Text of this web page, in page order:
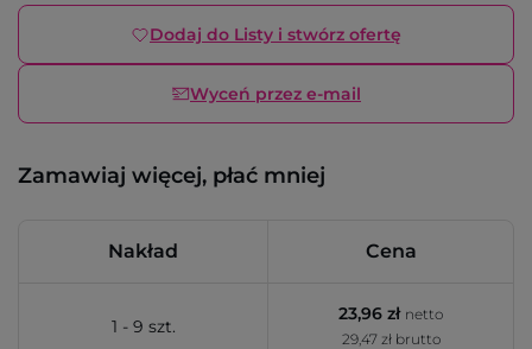
Dodaj do Listy i stwórz ofertę
Wyceń przez e-mail
Zamawiaj więcej, płać mniej
Nakład Cena
1 - 9 szt.
23,96 zł netto
29,47 zł brutto